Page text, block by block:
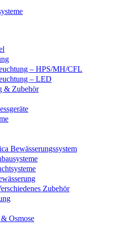
– HPS/MH/CFL
– LED
& Zubehör
Bewässerungssystem
Zubehör
Osmose